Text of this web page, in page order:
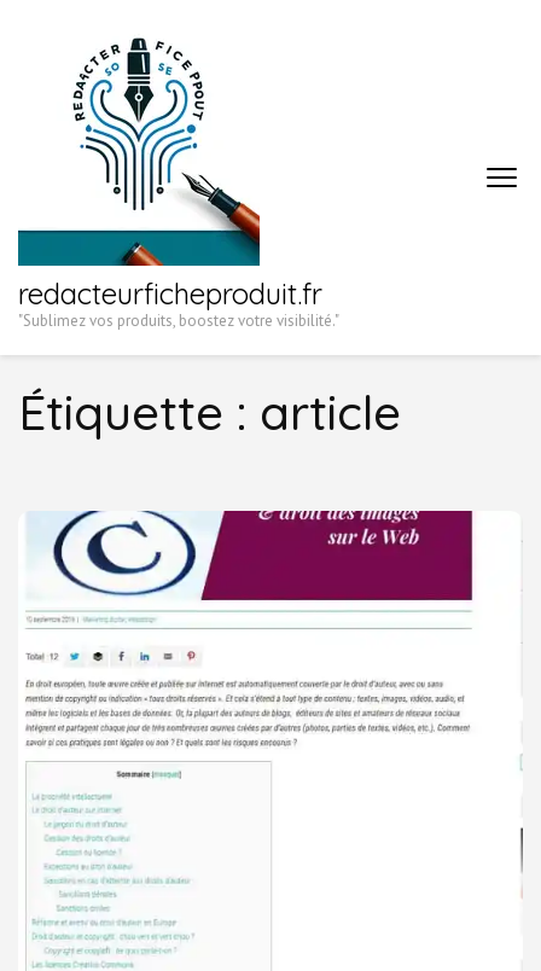
redacteurficheproduit.fr
"Sublimez vos produits, boostez votre visibilité."
Étiquette : article